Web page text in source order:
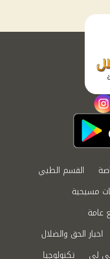
instagram
القسم الطبي
مسيحية
عامة
اخبار الحق والضلال
لى تكنولوجيا